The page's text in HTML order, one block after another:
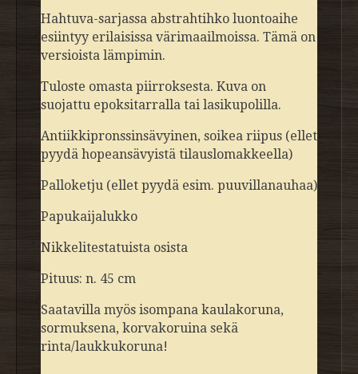
Hahtuva-sarjassa abstrahtihko luontoaihe
esiintyy erilaisissa värimaailmoissa. Tämä on
versioista lämpimin.
Tuloste omasta piirroksesta. Kuva on
suojattu epoksitarralla tai lasikupolilla.
Antiikkipronssinsävyinen, soikea riipus (ellet
pyydä hopeansävyistä tilauslomakkeella)
Palloketju (ellet pyydä esim. puuvillanauhaa)
Papukaijalukko
Nikkelitestatuista osista
Pituus: n. 45 cm
Saatavilla myös isompana kaulakoruna,
sormuksena, korvakoruina sekä
rinta/laukkukoruna!